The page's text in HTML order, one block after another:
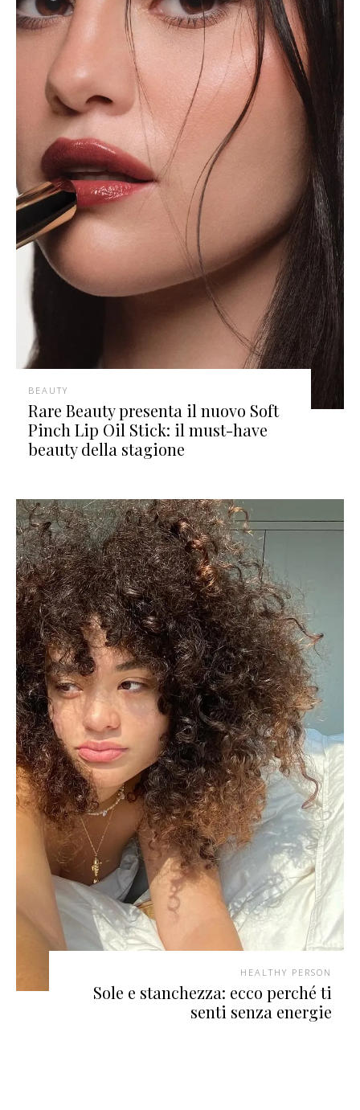
BEAUTY
Rare Beauty presenta il nuovo Soft
Pinch Lip Oil Stick: il must-have
beauty della stagione
HEALTHY PERSON
Sole e stanchezza: ecco perché ti
senti senza energie